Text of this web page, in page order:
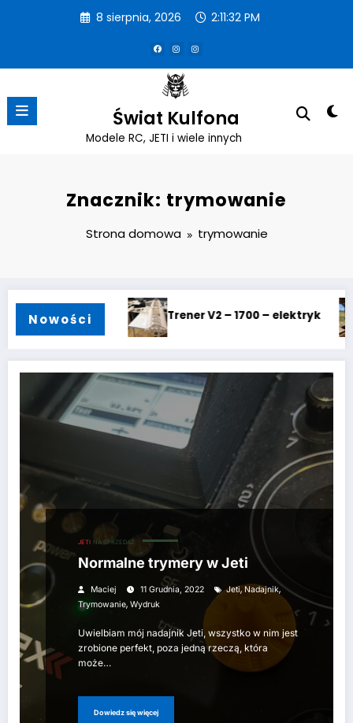
8 sierpnia, 2026 2:11:34 PM
Świat Kulfona
Modele RC, JETI i wiele innych
Znacznik: trymowanie
Strona domowa trymowanie
Nowości
1700 – elektryk Trener – 1900 – elektryk
JETI NA SPRZEDAŻ
Normalne trymery w Jeti
Maciej 11 Grudnia, 2022 Jeti,Nadajnik,
Trymowanie, Wydruk
Uwielbiam mój nadajnik Jeti, wszystko w nim jest
zrobione perfekt, poza jedną rzeczą, która
może…
Dowiedz się więcej